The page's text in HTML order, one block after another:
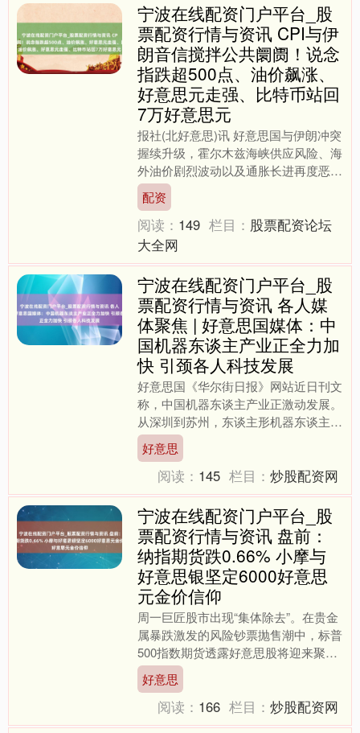
宁波在线配资门户平台_股
票配资行情与资讯 CPI与伊
朗音信搅拌公共阛阓！说念
指跌超500点、油价飙涨、
好意思元走强、比特币站回
7万好意思元
报社(北好意思)讯 好意思国与伊朗冲突
握续升级，霍尔木兹海峡供应风险、海
外油价剧烈波动以及通胀长进再度恶
化，正全面冲击公共金融阛阓。周三
（3月11日），好意思股....
配资
阅读： 149 栏目： 股票配资论坛
大全网
宁波在线配资门户平台_股
票配资行情与资讯 各人媒
体聚焦 | 好意思国媒体：中
国机器东谈主产业正全力加
快 引颈各人科技发展
好意思国《华尔街日报》网站近日刊文
称，中国机器东谈主产业正激动发展。
从深圳到苏州，东谈主形机器东谈主企
业如连车平斗般浮现，当今已有培植
140家且数目仍在握续增多....
好意思
阅读： 145 栏目：炒股配资网
宁波在线配资门户平台_股
票配资行情与资讯 盘前：
纳指期货跌0.66% 小摩与
好意思银坚定6000好意思
元金价信仰
周一巨匠股市出现“集体除去”。在贵金
属暴跌激发的风险钞票抛售潮中，标普
500指数期货透露好意思股将迎来聚集
第四天着落。比特币在周末走弱后犹豫
在7.7万好意思元隔....
好意思
阅读： 166 栏目：炒股配资网